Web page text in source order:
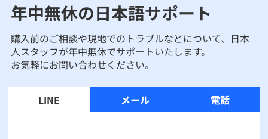
LINE メール 電話
年中無休の日本語サポート
購入前のご相談や現地でのトラブルなどについて、日本
人スタッフが年中無休でサポートいたします。
お気軽にお問い合わせください。